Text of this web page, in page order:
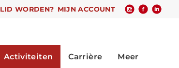
LID WORDEN? MIJN ACCOUNT